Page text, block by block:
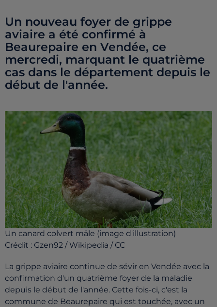
Un nouveau foyer de grippe
aviaire a été confirmé à
Beaurepaire en Vendée, ce
mercredi, marquant le quatrième
cas dans le département depuis le
début de l'année.
Un canard colvert mâle (image d'illustration)
Crédit : Gzen92 / Wikipedia / CC
La grippe aviaire continue de sévir en Vendée avec la
confirmation d'un quatrième foyer de la maladie
depuis le début de l'année. Cette fois-ci, c'est la
commune de Beaurepaire qui est touchée, avec un